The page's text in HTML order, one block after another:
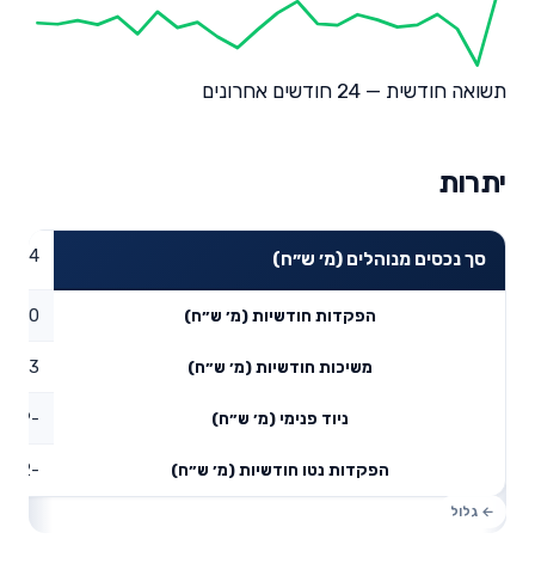
תשואה חודשית — 24 חודשים אחרונים
יתרות
סך נכסים מנוהלים (מ׳ ש״ח)
הפקדות חודשיות (מ׳ ש״ח) 0
משיכות חודשיות (מ׳ ש״ח) 3.23
ניוד פנימי (מ׳ ש״ח) -0.49
הפקדות נטו חודשיות (מ׳ ש״ח) -3.72